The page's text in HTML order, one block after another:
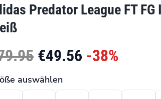
Predator League FT FG
€49.56 -38%
auswählen